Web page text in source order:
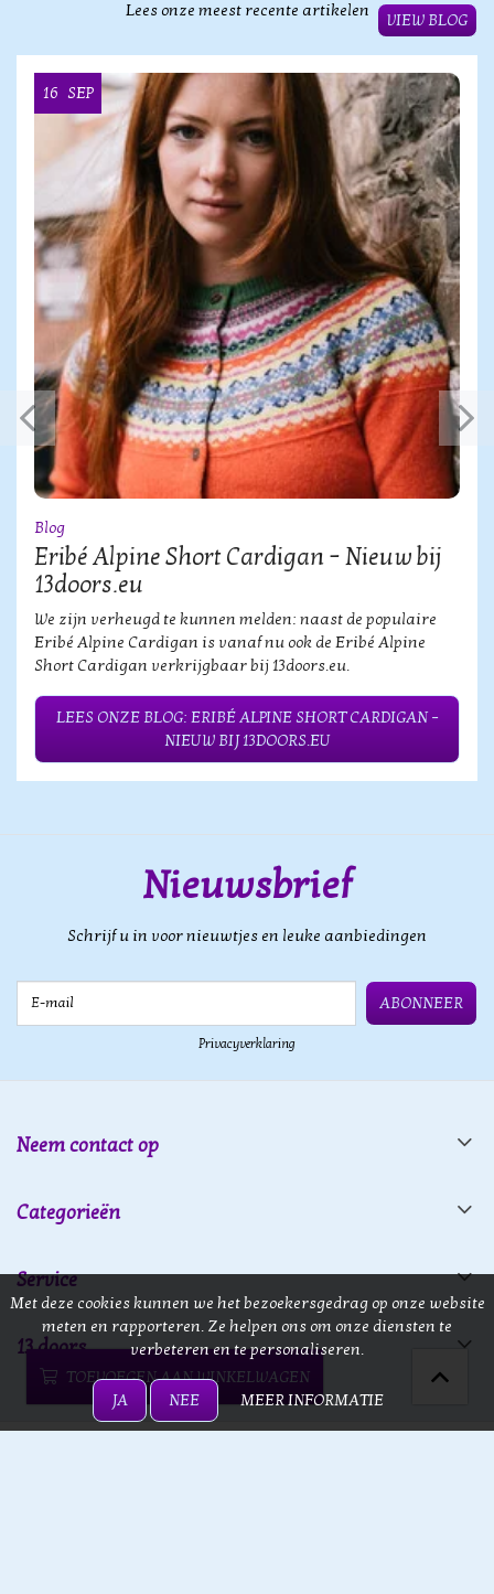
TOEVOEGEN AAN WINKELWAGEN
Lees onze meest recente artikelen
VIEW BLOG
16 SEP
Blog
Eribé Alpine Short Cardigan – Nieuw bij
13doors.eu
We zijn verheugd te kunnen melden: naast de populaire
Eribé Alpine Cardigan is vanaf nu ook de Eribé Alpine
Short Cardigan verkrijgbaar bij 13doors.eu.
LEES ONZE BLOG: ERIBÉ ALPINE SHORT CARDIGAN –
NIEUW BIJ 13DOORS.EU
Nieuwsbrief
Schrijf u in voor nieuwtjes en leuke aanbiedingen
ABONNEER
Privacyverklaring
Neem contact op
Categorieën
Service
13 doors
Met deze cookies kunnen we het bezoekersgedrag op onze website
meten en rapporteren. Ze helpen ons om onze diensten te
verbeteren en te personaliseren.
JA NEE MEER INFORMATIE